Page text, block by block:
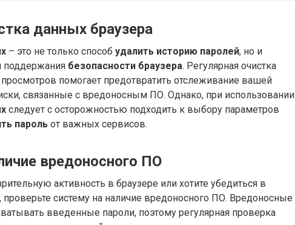
данных браузера
– это не только способ удалить историю паролей, но и
поддержания безопасности браузера. Регулярная очистка
помогает предотвратить отслеживание вашей
связанные с вредоносным ПО. Однако, при использовании
следует с осторожностью подходить к выбору параметров
пароль от важных сервисов.
вредоносного ПО
активность в браузере или хотите убедиться в
, проверьте систему на наличие вредоносного ПО. Вредоносные
введенные пароли, поэтому регулярная проверка